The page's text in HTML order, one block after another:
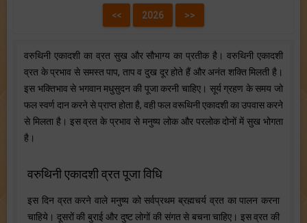
वरुथिनी एकादशी का व्रत सुख और सौभाग्य का प्रतीक है। वरुथिनी एकादशी
व्रत के प्रभाव से समस्त पाप, ताप व दुख दूर होते हैं और अनंत शक्ति मिलती है।
इस भक्तिभाव से भगवान मधुसुदन की पूजा करनी चाहिए। सूर्य ग्रहण के समय जो
फल स्वर्ण दान करने से प्राप्त होता है, वही फल वरूथिनी एकादशी का उपवास करने
से मिलता है। इस व्रत के प्रभाव से मनुष्य लोक और परलोक दोनों में सुख भोगता
है।
वरुथिनी एकादशी व्रत पूजा विधि
इस दिन व्रत करने वाले मनुष्य को सर्वप्रथम ब्रह्मचर्य व्रत का पालन करना
चाहिये। दूसरों की बुराई और दुष्ट लोगों की संगत से बचना चाहिए। इस व्रत की